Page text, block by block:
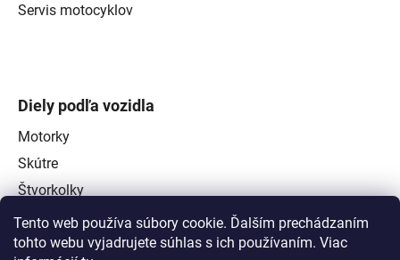
Tento web používa súbory cookie. Ďalším prechádzaním
tohto webu vyjadrujete súhlas s ich používaním. Viac
Servis motocyklov
Diely podľa vozidla
Motorky
Skútre
Štvorkolky